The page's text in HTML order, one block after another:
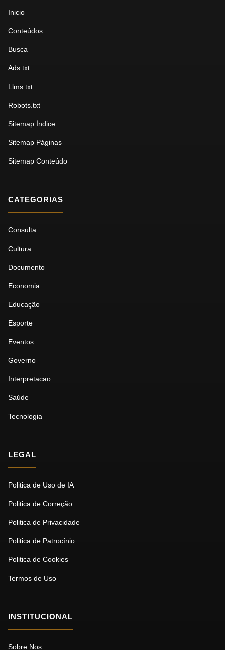
Inicio
Conteúdos
Busca
Ads.txt
Llms.txt
Robots.txt
Sitemap Índice
Sitemap Páginas
Sitemap Conteúdo
CATEGORIAS
Consulta
Cultura
Documento
Economia
Educação
Esporte
Eventos
Governo
Interpretacao
Saúde
Tecnologia
LEGAL
Politica de Uso de IA
Politica de Correção
Politica de Privacidade
Politica de Patrocínio
Politica de Cookies
Termos de Uso
INSTITUCIONAL
Sobre Nos